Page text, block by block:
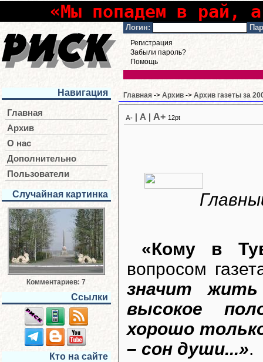
«Мы попадем в рай,
Логин:
Регистрация
Забыли пароль?
Помощь
Навигация
Главная
Архив
О нас
Дополнительно
Пользователи
Случайная картинка
Комментариев: 7
Ссылки
Кто на сайте
Главная -> Архив -> Архив газеты за
A- A A+ 12pt
«Кому в
вопросом
значит
высокое
хорошо
– сон души...».